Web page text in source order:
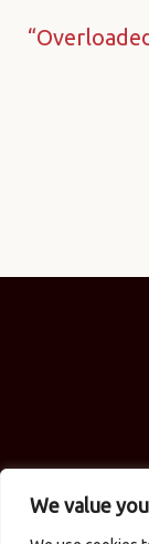
We value